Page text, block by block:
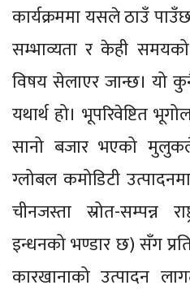
कार्यक्रममा यसले ठाउँ
सम्भाव्यता र केही
विषय सेलाएर जान्छ। यो
यथार्थ हो। भूपरिवेष्टित
सानो बजार भएको
ग्लोबल कमोडिटी
चीनजस्ता स्रोत-सम्पन्न
इन्धनको भण्डार छ) सँग
कारखानाको उत्पादन